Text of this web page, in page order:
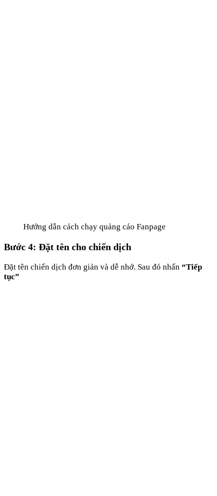
Hướng dẫn cách chạy quảng cáo Fanpage
Bước 4: Đặt tên cho chiến dịch
Đặt tên chiến dịch đơn giản và dễ nhớ. Sau đó nhấn “Tiếp
tục”